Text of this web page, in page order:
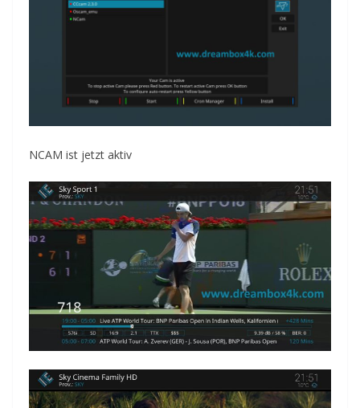
NCAM ist jetzt aktiv